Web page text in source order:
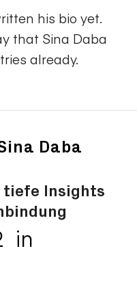
his bio yet.
that Sina Daba
already.
Daba
tiefe Insights
in